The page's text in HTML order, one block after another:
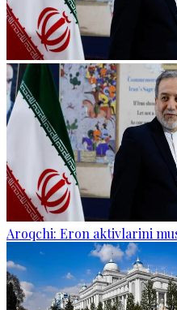
Aroqchi: Eron aktivlarini